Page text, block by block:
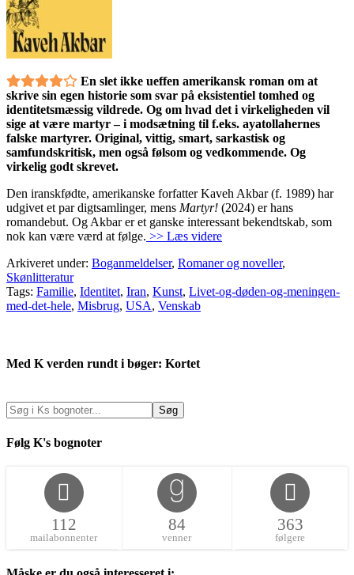
En slet ikke ueffen amerikansk roman om at
skrive sin egen historie som svar på eksistentiel tomhed og
identitetsmæssig vildrede. Og om hvad det i virkeligheden vil
sige at være martyr – i modsætning til f.eks. ayatollahernes
falske martyrer. Original, vittig, smart, sarkastisk og
samfundskritisk, men også følsom og vedkommende. Og
virkelig godt skrevet.
Den iranskfødte, amerikanske forfatter Kaveh Akbar (f. 1989) har
udgivet et par digtsamlinger, mens Martyr! (2024) er hans
romandebut. Og Akbar er et ganske interessant bekendtskab, som
nok kan være værd at følge. >> Læs videre
Arkiveret under: Boganmeldelser, Romaner og noveller,
Skønlitteratur
Tags: Familie, Identitet, Iran, Kunst, Livet-og-døden-og-meningen-
med-det-hele, Misbrug, USA, Venskab
Med K verden rundt i bøger: Kortet
Følg K's bognoter
112
mailabonnenter
84
venner
363
følgere